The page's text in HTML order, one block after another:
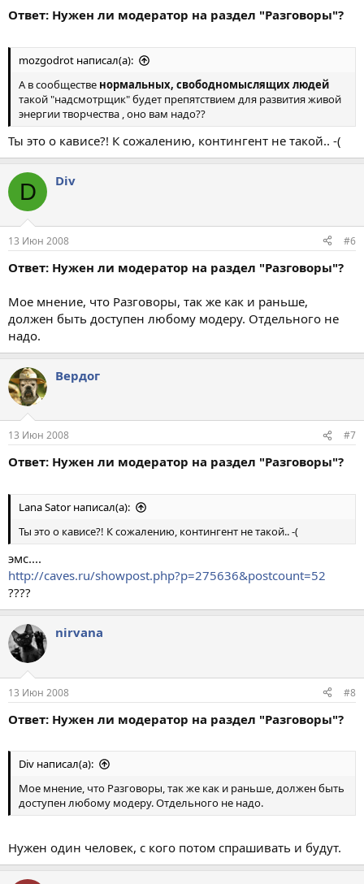
Ответ: Нужен ли модератор на раздел "Разговоры"?
mоzgodrot написал(а):
А в сообществе нормальных, свободномыслящих людей
такой "надсмотрщик" будет препятствием для развития живой
энергии творчества , оно вам надо??
Ты это о кависе?! К сожалению, контингент не такой.. -(
D Div
13 Июн 2008 #6
Ответ: Нужен ли модератор на раздел "Разговоры"?
Мое мнение, что Разговоры, так же как и раньше,
должен быть доступен любому модеру. Отдельного не
надо.
Вердог
13 Июн 2008 #7
Ответ: Нужен ли модератор на раздел "Разговоры"?
Lana Sator написал(а):
Ты это о кависе?! К сожалению, контингент не такой.. -(
эмс....
http://caves.ru/showpost.php?p=275636&postcount=52
????
nirvana
13 Июн 2008 #8
Ответ: Нужен ли модератор на раздел "Разговоры"?
Div написал(а):
Мое мнение, что Разговоры, так же как и раньше, должен быть
доступен любому модеру. Отдельного не надо.
Нужен один человек, с кого потом спрашивать и будут.